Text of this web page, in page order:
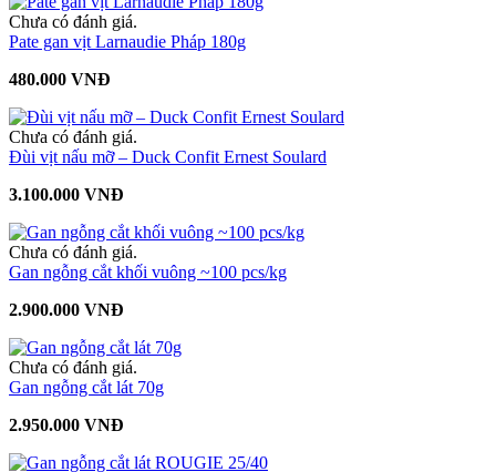
Chưa có đánh giá.
Pate gan vịt Larnaudie Pháp 180g
480.000 VNĐ
Chưa có đánh giá.
Đùi vịt nấu mỡ – Duck Confit Ernest Soulard
3.100.000 VNĐ
Chưa có đánh giá.
Gan ngỗng cắt khối vuông ~100 pcs/kg
2.900.000 VNĐ
Chưa có đánh giá.
Gan ngỗng cắt lát 70g
2.950.000 VNĐ